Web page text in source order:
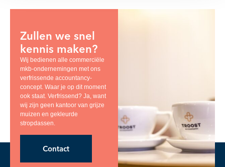
Zullen we snel
kennis maken?
Wij bedienen alle commerciële
mkb-ondernemingen met ons
verfrissende accountancy-
concept. Waar je op dit moment
ook staat. Verfrissend? Ja, want
wij zijn geen kantoor van grijze
muizen en gekleurde
stropdassen.
Contact